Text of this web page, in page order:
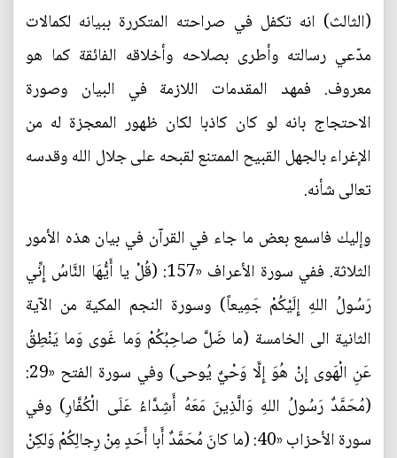
(الثالث) انه تكفل في صراحته المتكررة ببيانه لكمالات
مدّعي رسالته وأطرى بصلاحه وأخلاقه الفائقة كما هو
معروف. فمهد المقدمات اللازمة في البيان وصورة
الاحتجاج بانه لو كان كاذبا لكان ظهور المعجزة له من
الإغراء بالجهل القبيح الممتنع لقبحه على جلال الله وقدسه
تعالى شأنه.
وإليك فاسمع بعض ما جاء في القرآن في بيان هذه الأمور
الثلاثة. ففي سورة الأعراف «157: (قُلْ يا أَيُّهَا النَّاسُ إِنِّي
رَسُولُ اللهِ إِلَيْكُمْ جَمِيعاً) وسورة النجم المكية من الآية
الثانية الى الخامسة (ما ضَلَّ صاحِبُكُمْ وَما غَوى وَما يَنْطِقُ
عَنِ الْهَوى إِنْ هُوَ إِلَّا وَحْيٌ يُوحى) وفي سورة الفتح «29:
(مُحَمَّدٌ رَسُولُ اللهِ وَالَّذِينَ مَعَهُ أَشِدَّاءُ عَلَى الْكُفَّارِ) وفي
سورة الأحزاب «40: (ما كانَ مُحَمَّدٌ أَبا أَحَدٍ مِنْ رِجالِكُمْ وَلكِنْ